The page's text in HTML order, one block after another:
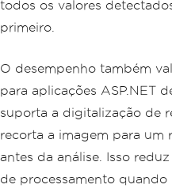
todos os valores
primeiro.
O desempenho também
para aplicações ASP.NET
suporta a digitalização de
recorta a imagem para um
antes da análise. Isso
de processamento